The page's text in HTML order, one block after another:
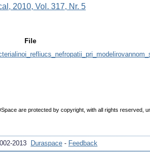
2010, Vol. 317, Nr. 5
File
are protected by copyright, with all rights reserved,
2013 Duraspace - Feedback